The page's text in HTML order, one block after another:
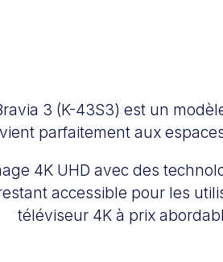
3 (K-43S3) est un
parfaitement aux
4K UHD avec des
accessible pour les
téléviseur 4K à prix